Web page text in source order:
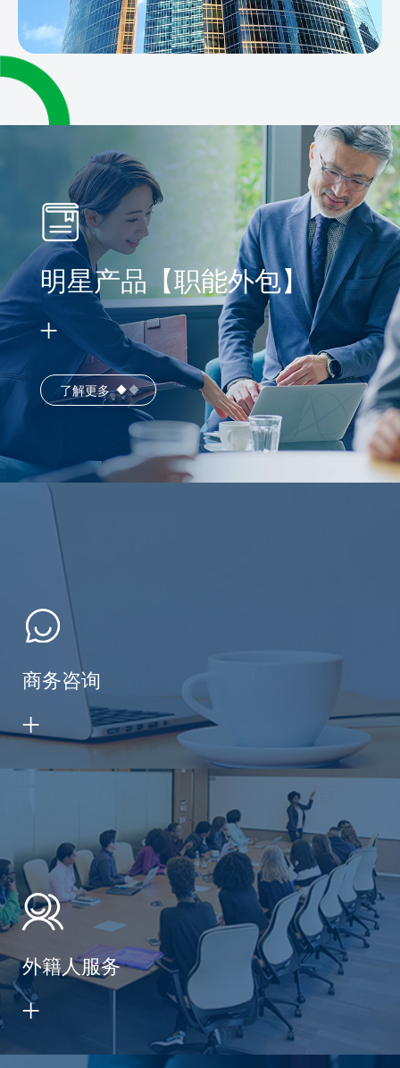
明星产品【职能外包】
了解更多
商务咨询
外籍人服务